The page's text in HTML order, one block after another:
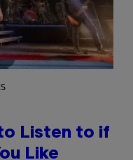
Listen to if
Like